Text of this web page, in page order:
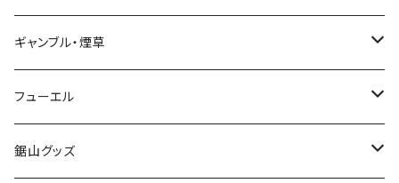
国道700～799号線
ROUTE600～699号線
ROUTE700～799号線
ROUTE 600～699号線
ROUTE 700～799号線
ROUTE 600～699号線
ROUTE 700～799号線
ステッカー
福島県
茨城県
栃木県
LIVE配信禁止
撮影禁止
ギャンブル・煙草
ホテルキーホルダー
たばこ・禁煙ステッカー
フューエル
ステッカー
鋸山グッズ